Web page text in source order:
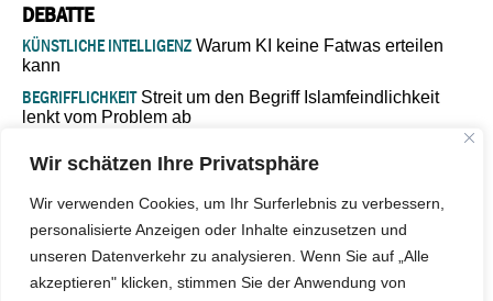
Wir schätzen Ihre Privatsphäre
Wir verwenden Cookies, um Ihr Surferlebnis zu verbessern,
personalisierte Anzeigen oder Inhalte einzusetzen und
unseren Datenverkehr zu analysieren. Wenn Sie auf „Alle
akzeptieren" klicken, stimmen Sie der Anwendung von
DEBATTE
KÜNSTLICHE INTELLIGENZ Warum KI keine Fatwas erteilen
kann
BEGRIFFLICHKEITStreit um den Begriff Islamfeindlichkeit
lenkt vom Problem ab
Verantwortung bleibt“
ISLAMISCHE FAKULTÄT IN MÜNSTEREine kritische Schwelle für
die deutsche Religionspolitik
GASTBEITRAGWarum die muslimische Welt eine neue